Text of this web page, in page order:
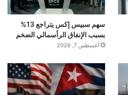
سهم سبيس إكس يتراجع 13%
بسبب الإنفاق الرأسمالي الضخم
أغسطس 7, 2026